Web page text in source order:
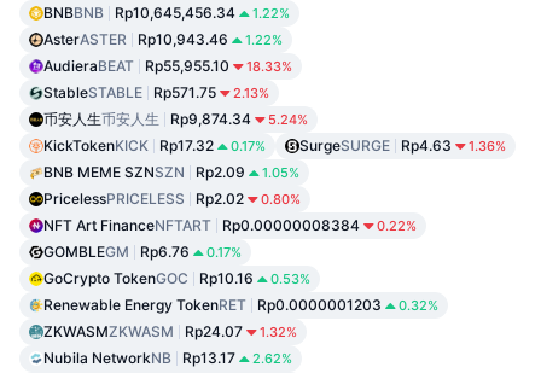
BNBBNB Rp10,645,456.34 1.22%
AsterASTER Rp10,943.46 1.22%
AudieraBEAT Rp55,955.10 18.33%
StableSTABLE Rp571.75 2.13%
币安人生币安人生 Rp9,874.34 5.24%
KickTokenKICK Rp17.32 0.17% SurgeSURGE Rp4.63 1.36%
BNB MEME SZNSZN Rp2.09 1.05%
PricelessPRICELESS Rp2.02 0.80%
NFT Art FinanceNFTART Rp0.00000008384 0.22%
GOMBLEGM Rp6.76 0.17%
GoCrypto TokenGOC Rp10.16 0.53%
Renewable Energy TokenRET Rp0.0000001203 0.32%
ZKWASMZKWASM Rp24.07 1.32%
Nubila NetworkNB Rp13.17 2.62%